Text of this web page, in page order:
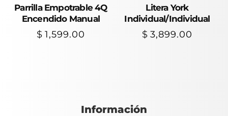
Parrilla Empotrable 4Q
Encendido Manual
$ 1,599.00
Litera York
Individual/Individual
$ 3,899.00
Información